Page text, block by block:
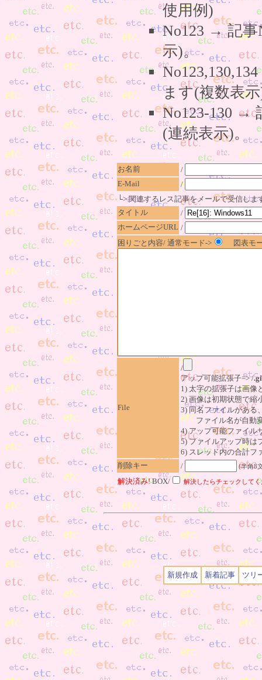
使用例)
No123 → 記事
示)。
ます(複数表
No123-130 →
(連続表示)。
お名前
/
E-Mail
/
└> 関連するレス記事をメールで受信しま
タイトル
/
ホームページURL /
困りごと内容/ 通常モード->
図表モ
File
/
アップ可能拡張子=> /
1) 太字の拡張子は画像
2) 画像は初期状態で縮
3) 同名ファイルがある
ファイル名が自動変
4) アップ可能ファイル
5) ファイルアップ時は
6) スレッド内の合計
削除キー
/ (半角8
解決済み!BOX/ 解決したらチェックして
新規作成 新着記事 ツリ